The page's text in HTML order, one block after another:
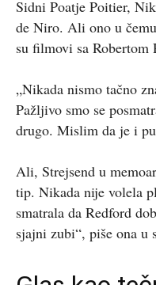
Sidni Poatje Poitier,
de Niro. Ali ono u
su filmovi sa Robertom
„Nikada nismo tačno
Pažljivo smo se
drugo. Mislim da je i
Ali, Strejsend u
tip. Nikada nije volela
smatrala da Redford
sjajni zubi“, piše ona u